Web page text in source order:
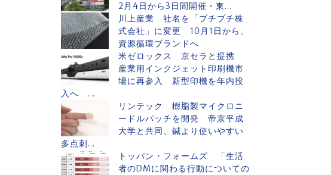
2月4日から3日間開催・東...
川上産業 社名を「プチプチ株
式会社」に変更 10月1日から、
資源循環ブランドへ
米ゼロックス 京セラと提携
産業用インクジェット印刷機市
場に再参入 新型印機を年内投
入へ ...
リンテック 樹脂製マイクロニ
ードルパッチを開発 帝京平成
大学と共同、鍼より使いやすい
多点刺...
トッパン・フォームズ 「生活
者のDMに関わる行動についての